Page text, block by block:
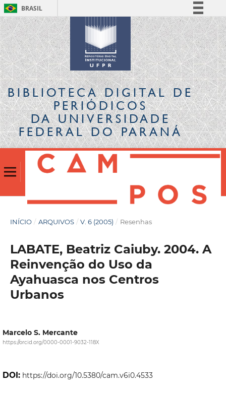
BRASIL
Simplifique!
Comunica BR
Participe
Acesso à informação
Legislação
Canais
BIBLIOTECA DIGITALDE
PERIÓDICOS
DA UNIVERSIDADE
FEDERAL DO PARANÁ
INÍCIO / ARQUIVOS / V. 6 (2005) / Resenhas
LABATE, Beatriz Caiuby. 2004. A
Reinvenção do Uso da
Ayahuasca nos Centros
Urbanos
Marcelo S. Mercante
https://orcid.org/0000-0001-9032-118X
DOI: https://doi.org/10.5380/cam.v6i0.4533